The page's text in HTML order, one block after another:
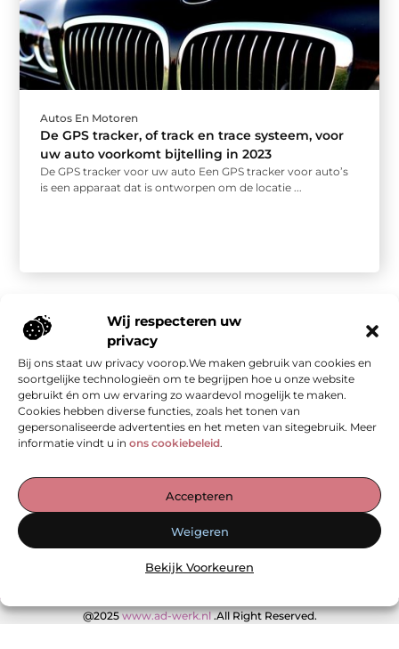
Wij respecteren uw
privacy
Bij ons staat uw privacy voorop.We maken gebruik van cookies en
soortgelijke technologieën om te begrijpen hoe u onze website
gebruikt én om uw ervaring zo waardevol mogelijk te maken.
Cookies hebben diverse functies, zoals het tonen van
gepersonaliseerde advertenties en het meten van sitegebruik. Meer
informatie vindt u in ons cookiebeleid.
Accepteren
Weigeren
Bekijk Voorkeuren
Autos En Motoren
De GPS tracker, of track en trace systeem, voor
uw auto voorkomt bijtelling in 2023
De GPS tracker voor uw auto Een GPS tracker voor auto’s
is een apparaat dat is ontworpen om de locatie ...
De Verzamelplaats voor Blogs en Inzichten
— Ontdek inspirerende verhalen, praktische tips en waardevolle
artikelen, allemaal op één plek. Begin jouw leesreis vandaag op
@2025www.ad-werk.nl.All Right Reserved.
Onze informatie